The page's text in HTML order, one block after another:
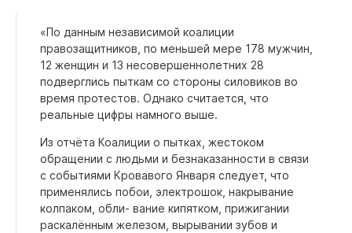
«По данным независимой коалиции
правозащитников, по меньшей мере 178 мужчин,
12 женщин и 13 несовершеннолетних 28
подверглись пыткам со стороны силовиков во
время протестов. Однако считается, что
реальные цифры намного выше.
Из отчёта Коалиции о пытках, жестоком
обращении с людьми и безнаказанности в связи
с событиями Кровавого Января следует, что
применялись побои, электрошок, накрывание
колпаком, обли- вание кипятком, прижигании
раскалённым железом, вырывании зубов и